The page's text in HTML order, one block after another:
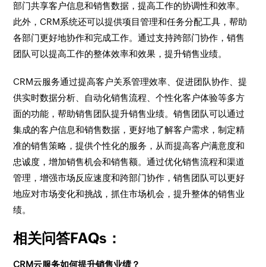
部门共享客户信息和销售数据，提高工作的协调性和效率。
此外，CRM系统还可以提供项目管理和任务分配工具，帮助
各部门更好地协作和完成工作。通过支持跨部门协作，销售
团队可以提高工作的整体效率和效果，提升销售业绩。
CRM云服务通过提高客户关系管理效率、促进团队协作、提
供实时数据分析、自动化销售流程、个性化客户体验等多方
面的功能，帮助销售团队提升销售业绩。销售团队可以通过
集成的客户信息和销售数据，更好地了解客户需求，制定精
准的销售策略，提供个性化的服务，从而提高客户满意度和
忠诚度，增加销售机会和销售额。通过优化销售流程和渠道
管理，增强市场反应速度和跨部门协作，销售团队可以更好
地应对市场变化和挑战，抓住市场机会，提升整体的销售业
绩。
相关问答FAQs：
CRM云服务如何提升销售业绩？